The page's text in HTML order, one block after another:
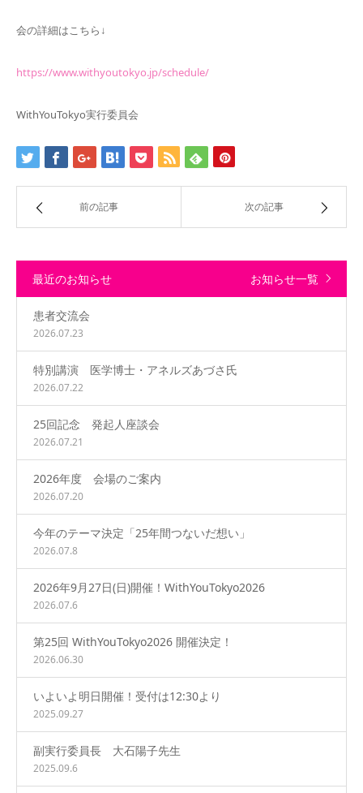
会の詳細はこちら↓
https://www.withyoutokyo.jp/schedule/
WithYouTokyo実行委員会
前の記事 次の記事
最近のお知らせ お知らせ一覧
患者交流会
2026.07.23
特別講演 医学博士・アネルズあづさ氏
2026.07.22
25回記念 発起人座談会
2026.07.21
2026年度 会場のご案内
2026.07.20
今年のテーマ決定「25年間つないだ想い」
2026.07.8
2026年9月27日(日)開催！WithYouTokyo2026
2026.07.6
第25回 WithYouTokyo2026 開催決定！
2026.06.30
いよいよ明日開催！受付は12:30より
2025.09.27
副実行委員長 大石陽子先生
2025.09.6